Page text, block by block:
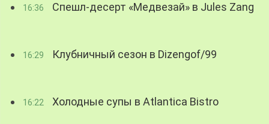
16:36 Спешл-десерт «Медвезай» в Jules Zang
16:29 Клубничный сезон в Dizengof/99
16:22 Холодные супы в Atlantica Bistro